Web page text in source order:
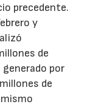
precedente.
y
de
por
de